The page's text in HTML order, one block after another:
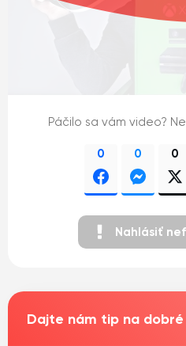
Páčilo sa vám video?
0 0 0
Nahlásiť
Dajte nám tip na